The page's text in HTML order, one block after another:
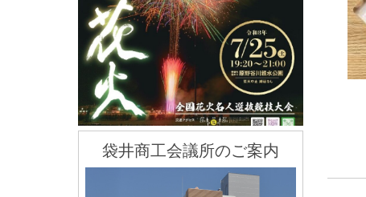
袋井商工会議所のご案内